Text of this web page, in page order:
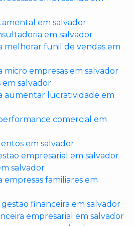
em salvador
em salvador
melhorar funil de vendas em
micro empresas em salvador
em salvador
aumentar lucratividade em
comercial em
em salvador
empresarial em salvador
salvador
empresas familiares em
financeira em salvador
empresarial em salvador